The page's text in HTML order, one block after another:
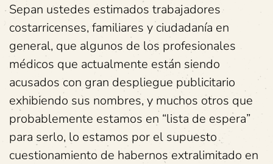
Sepan ustedes estimados trabajadores
costarricenses, familiares y ciudadanía en
general, que algunos de los profesionales
médicos que actualmente están siendo
acusados con gran despliegue publicitario
exhibiendo sus nombres, y muchos otros que
probablemente estamos en “lista de espera”
para serlo, lo estamos por el supuesto
cuestionamiento de habernos extralimitado en